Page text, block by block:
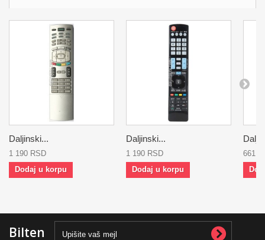
Daljinski...
1 190 RSD
Dodaj u korpu
Daljinski...
1 190 RSD
Dodaj u korpu
661
Bilten